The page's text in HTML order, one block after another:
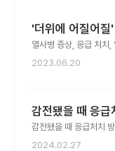
'더위에 어질어
열사병 증상, 응급 처치
2023.06.20
감전됐을 때 응
감전됐을 때 응급처치
2024.02.27